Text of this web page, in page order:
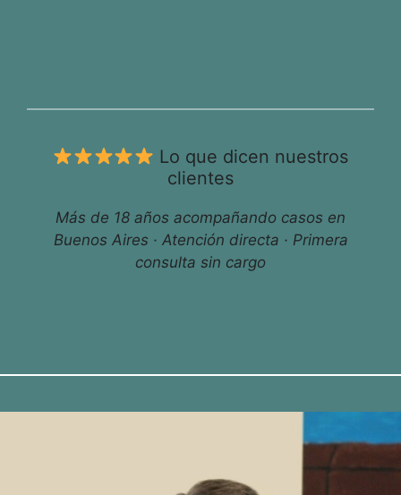
Lo que dicen nuestros
clientes
Más de 18 años acompañando casos en
Buenos Aires · Atención directa · Primera
consulta sin cargo